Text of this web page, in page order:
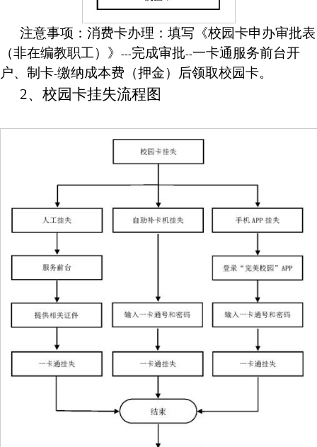
注意事项：消费卡办理：填写《校园卡申办审批表
（非在编教职工）》
---完成审批--一卡通服务前台开
户、制卡-缴纳成本费（押金）后领取校园卡。
2、 校园卡挂失流程图